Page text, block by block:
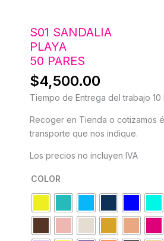
S01 SANDALIA
PLAYA
50 PARES
$4,500.00
Tiempo de Entrega del trabajo 10
Recoger en Tienda o cotizamos
transporte que nos indique.
Los precios no incluyen IVA
COLOR